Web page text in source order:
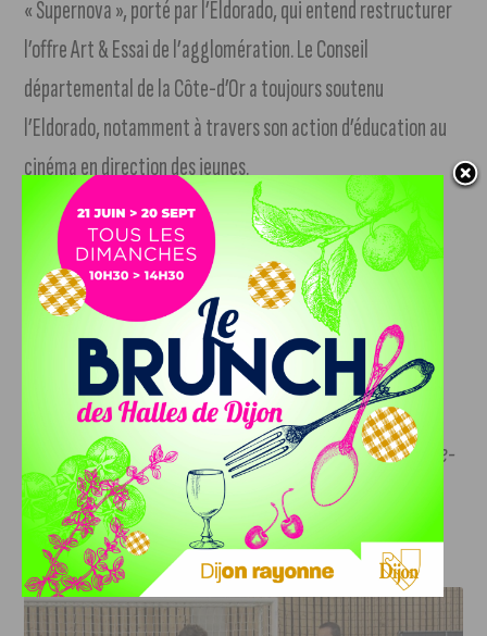
« Supernova », porté par l’Eldorado, qui entend restructurer
l’offre Art & Essai de l’agglomération. Le Conseil
départemental de la Côte-d’Or a toujours soutenu
l’Eldorado, notamment à travers son action d’éducation au
cinéma en direction des jeunes.
La décision de la CDACinéma de ce jour est donc une
excellente nouvelle pour l’attractivité du centre-ville de
Dijon, ses commerces et ses habitants. N’en déplaise aux
amis de François Rebsamen, clairement désavoués lors de
cette réunion.
Communiqué de presse du Conseil départemental de la Côte-
d’Or
J'AIME LE DFCO